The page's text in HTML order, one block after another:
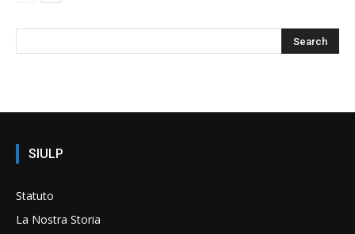
SIULP
Statuto
La Nostra Storia